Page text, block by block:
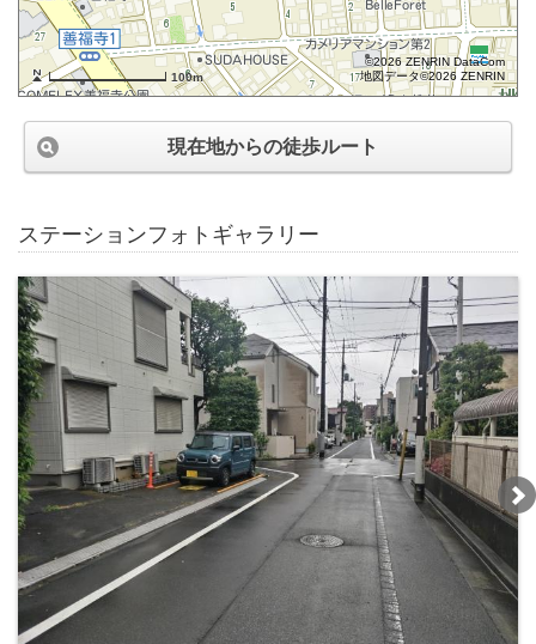
100m
©2026 ZENRIN DataCom
地図データ©2026 ZENRIN
現在地からの徒歩ルート
ステーションフォトギャラリー